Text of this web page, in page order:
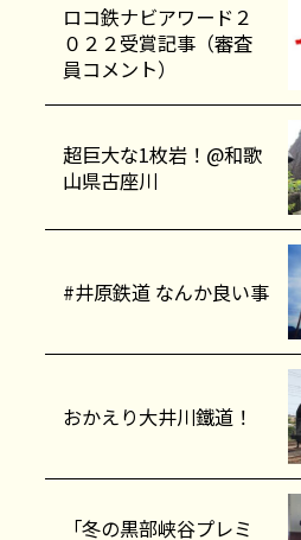
ロコ鉄ナビアワード２
０２２受賞記事（審査
員コメント）
超巨大な1枚岩！@和歌
山県古座川
#井原鉄道 なんか良い事
おかえり大井川鐵道！
「冬の黒部峡谷プレミ